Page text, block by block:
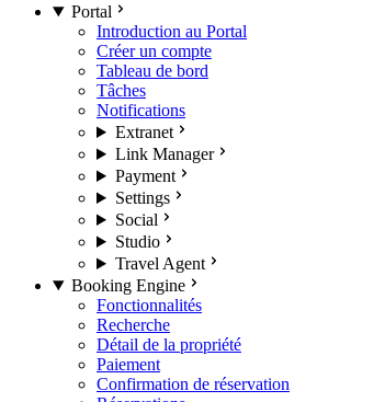
Portal
Introduction au Portal
Créer un compte
Tableau de bord
Tâches
Notifications
Extranet
Link Manager
Payment
Settings
Social
Studio
Travel Agent
Booking Engine
Fonctionnalités
Recherche
Détail de la propriété
Paiement
Confirmation de réservation